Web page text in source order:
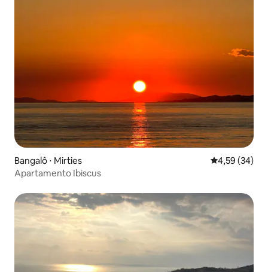
Bangalô ⋅ Mirties 4,59 de uma
4,59 (34)
Apartamento Ibiscus